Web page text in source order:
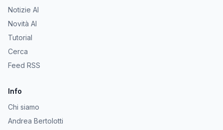
Notizie AI
Novità AI
Tutorial
Cerca
Feed RSS
Info
Chi siamo
Andrea Bertolotti